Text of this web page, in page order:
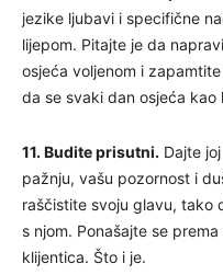
jezike ljubavi i specifične
lijepom. Pitajte je da
osjeća voljenom i
da se svaki dan osjeća kao
11. Budite prisutni. Dajte
pažnju, vašu pozornost i
raščistite svoju glavu, tako
s njom. Ponašajte se
klijentica. Što i je.